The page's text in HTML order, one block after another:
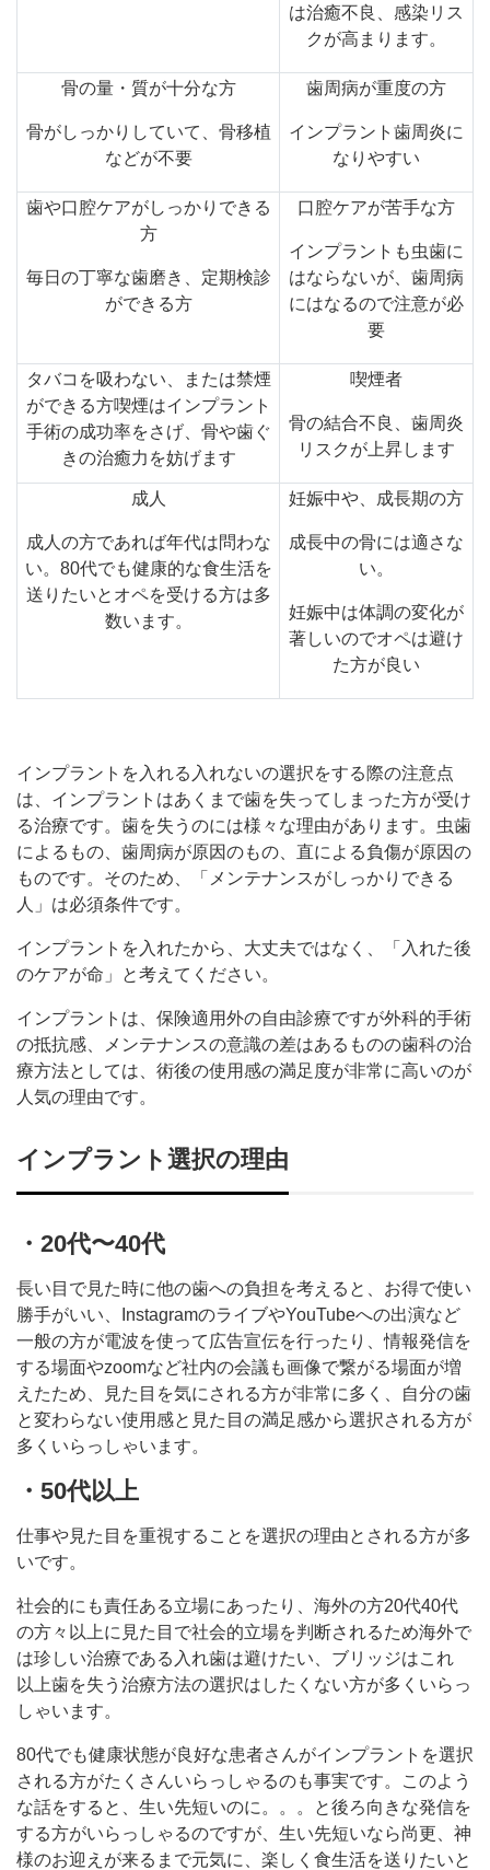
は治癒不良、感染リス
クが高まります。
骨の量・質が十分な方
骨がしっかりしていて、骨移植
などが不要
歯周病が重度の方
インプラント歯周炎に
なりやすい
歯や口腔ケアがしっかりできる
方
毎日の丁寧な歯磨き、定期検診
ができる方
口腔ケアが苦手な方
インプラントも虫歯に
はならないが、歯周病
にはなるので注意が必
要
タバコを吸わない、または禁煙
ができる方喫煙はインプラント
手術の成功率をさげ、骨や歯ぐ
きの治癒力を妨げます
喫煙者
骨の結合不良、歯周炎
リスクが上昇します
成人
成人の方であれば年代は問わな
い。80代でも健康的な食生活を
送りたいとオペを受ける方は多
数います。
妊娠中や、成長期の方
成長中の骨には適さな
い。
妊娠中は体調の変化が
著しいのでオペは避け
た方が良い
インプラントを入れる入れないの選択をする際の注意点
は、インプラントはあくまで歯を失ってしまった方が受け
る治療です。歯を失うのには様々な理由があります。虫歯
によるもの、歯周病が原因のもの、直による負傷が原因の
ものです。そのため、「メンテナンスがしっかりできる
人」は必須条件です。
インプラントを入れたから、大丈夫ではなく、「入れた後
のケアが命」と考えてください。
インプラントは、保険適用外の自由診療ですが外科的手術
の抵抗感、メンテナンスの意識の差はあるものの歯科の治
療方法としては、術後の使用感の満足度が非常に高いのが
人気の理由です。
インプラント選択の理由
・20代〜40代
長い目で見た時に他の歯への負担を考えると、お得で使い
勝手がいい、InstagramのライブやYouTubeへの出演など
一般の方が電波を使って広告宣伝を行ったり、情報発信を
する場面やzoomなど社内の会議も画像で繋がる場面が増
えたため、見た目を気にされる方が非常に多く、自分の歯
と変わらない使用感と見た目の満足感から選択される方が
多くいらっしゃいます。
・50代以上
仕事や見た目を重視することを選択の理由とされる方が多
いです。
社会的にも責任ある立場にあったり、海外の方20代40代
の方々以上に見た目で社会的立場を判断されるため海外で
は珍しい治療である入れ歯は避けたい、ブリッジはこれ
以上歯を失う治療方法の選択はしたくない方が多くいらっ
しゃいます。
80代でも健康状態が良好な患者さんがインプラントを選択
される方がたくさんいらっしゃるのも事実です。このよう
な話をすると、生い先短いのに。。。と後ろ向きな発信を
する方がいらっしゃるのですが、生い先短いなら尚更、神
様のお迎えが来るまで元気に、楽しく食生活を送りたいと